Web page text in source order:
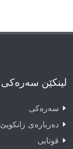
لینکێن سەرەکی
سەرەکى
دەربارەى زانکویێ
قوتابى